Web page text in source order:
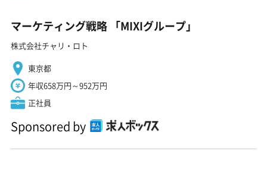
マーケティング戦略 「MIXIグループ」
株式会社チャリ・ロト
東京都
年収658万円～952万円
正社員
Sponsored by